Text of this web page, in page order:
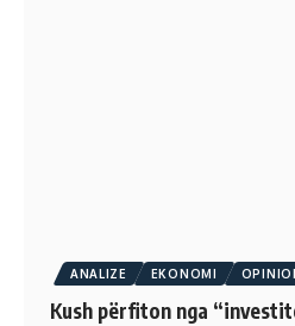
ANALIZE EKONOMI
Kush përfiton nga